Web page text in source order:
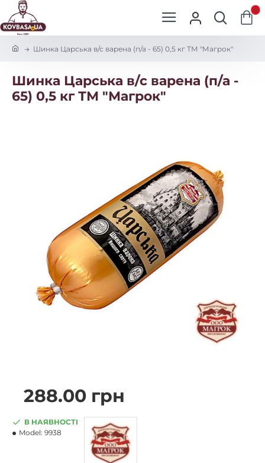
0
Шинка Царська в/с варена (п/а - 65) 0,5 кг ТМ "Магрок"
Шинка Царська в/с варена (п/а -
65) 0,5 кг ТМ "Магрок"
288.00 грн
В НАЯВНОСТІ
Model: 9938